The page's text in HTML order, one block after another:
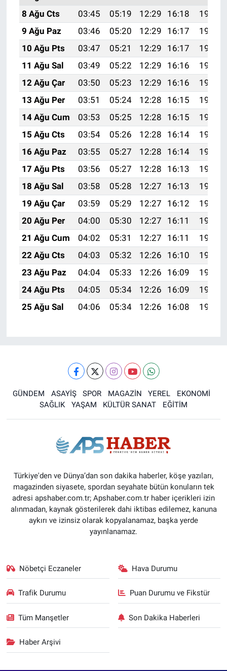
8 Ağu Cts
03:45 05:19 12:29 16:18
19:29
9 Ağu Paz
03:46 05:20 12:29 16:17
19:28
10 Ağu Pts
03:47 05:21 12:29 16:17
19:27
11 Ağu Sal
03:49 05:22 12:29 16:16
19:25
12 Ağu Çar
03:50 05:23 12:29 16:16
19:24
13 Ağu Per
03:51 05:24 12:28 16:15
19:23
14 Ağu Cum
03:53 05:25 12:28 16:15
19:22
15 Ağu Cts
03:54 05:26 12:28 16:14
19:21
16 Ağu Paz
03:55 05:27 12:28 16:14
19:19
17 Ağu Pts
03:56 05:27 12:28 16:13
19:18
18 Ağu Sal
03:58 05:28 12:27 16:13
19:17
19 Ağu Çar
03:59 05:29 12:27 16:12
19:15
20 Ağu Per
04:00 05:30 12:27 16:11
19:14
21 Ağu Cum
04:02 05:31 12:27 16:11
19:13
22 Ağu Cts
04:03 05:32 12:26 16:10
19:11
23 Ağu Paz
04:04 05:33 12:26 16:09
19:10
24 Ağu Pts
04:05 05:34 12:26 16:09
19:08
25 Ağu Sal
04:06 05:34 12:26 16:08 19:07
GÜNDEM ASAYİŞ SPOR MAGAZİN YEREL
EKONOMİ
SAĞLIK
YAŞAM KÜLTÜR SANAT EĞİTİM
Türkiye'den ve Dünya’dan son dakika haberler, köşe yazıları,
magazinden siyasete, spordan seyahate bütün konuların tek
adresi apshaber.com.tr; Apshaber.com.tr haber içerikleri izin
alınmadan, kaynak gösterilerek dahi iktibas edilemez, kanuna
aykırı ve izinsiz olarak kopyalanamaz, başka yerde
yayınlanamaz.
Nöbetçi Eczaneler Hava Durumu
Trafik Durumu Puan Durumu ve Fikstür
Tüm Manşetler Son Dakika Haberleri
Haber Arşivi